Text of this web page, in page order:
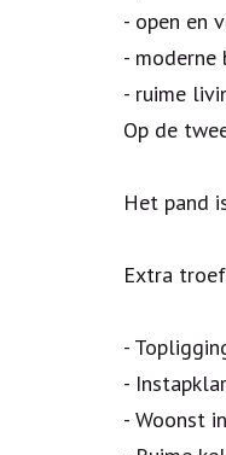
- open en
- moderne
- ruime
Op de
Het pand
Extra
-
-
- Woonst